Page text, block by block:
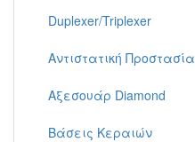
Duplexer/Triplexer
Αντιστατική Προστασία
Αξεσουάρ Diamond
Βάσεις Κεραιών